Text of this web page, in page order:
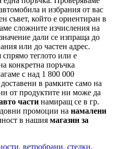
и избрания от вас
съвет, който е ориентиран в
сложните изчисления на
дали се изпраща до
или до частен адрес.
спрямо теглото или е
конкретна поръчка
с над 1 800 000
в рамките само на
от продуктите ни може да
части намиращ се в гр.
промоции на намалени
в нашия магазин за
, ветробрани, стелки,